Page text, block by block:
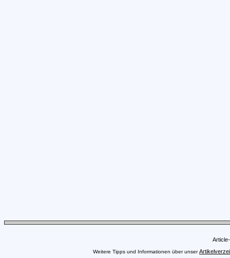
Weitere Tipps und Informationen über unser